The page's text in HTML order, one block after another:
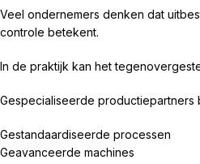
Veel ondernemers denken dat
controle betekent.
In de praktijk kan het
Gespecialiseerde productiepartners
Gestandaardiseerde processen
Geavanceerde machines